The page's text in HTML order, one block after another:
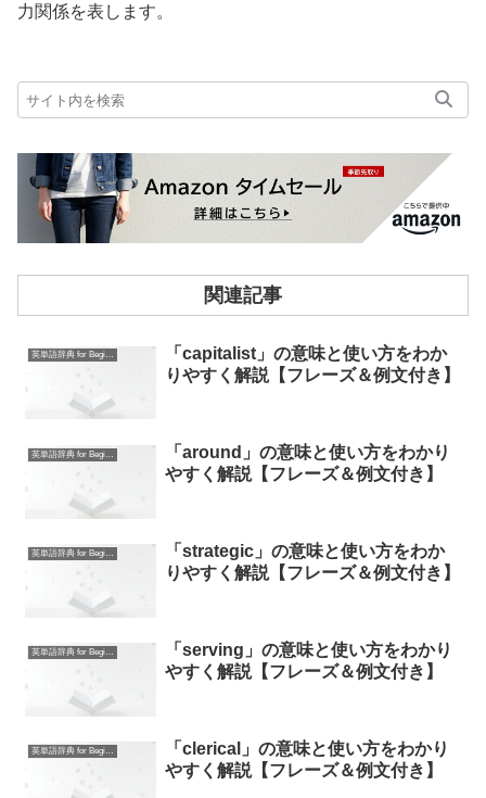
力関係を表します。
関連記事
英単語辞典 for Beginners
「capitalist」の意味と使い方をわか
りやすく解説【フレーズ＆例文付き】
英単語辞典 for Beginners
「around」の意味と使い方をわかり
やすく解説【フレーズ＆例文付き】
英単語辞典 for Beginners
「strategic」の意味と使い方をわか
りやすく解説【フレーズ＆例文付き】
英単語辞典 for Beginners
「serving」の意味と使い方をわかり
やすく解説【フレーズ＆例文付き】
英単語辞典 for Beginners
「clerical」の意味と使い方をわかり
やすく解説【フレーズ＆例文付き】